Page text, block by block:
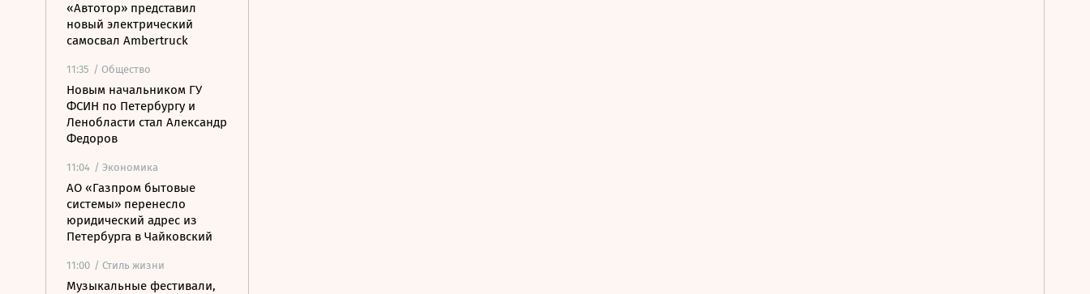
«Автотор» представил
новый электрический
самосвал Ambertruck
11:35 / Общество
Новым начальником ГУ
ФСИН по Петербургу и
Ленобласти стал Александр
Федоров
11:04 / Экономика
АО «Газпром бытовые
системы» перенесло
юридический адрес из
Петербурга в Чайковский
11:00 / Стиль жизни
Музыкальные фестивали,